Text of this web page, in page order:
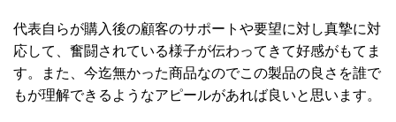
代表自らが購入後の顧客のサポートや要望に対し真摯に対
応して、奮闘されている様子が伝わってきて好感がもてま
す。また、今迄無かった商品なのでこの製品の良さを誰で
もが理解できるようなアピールがあれば良いと思います。